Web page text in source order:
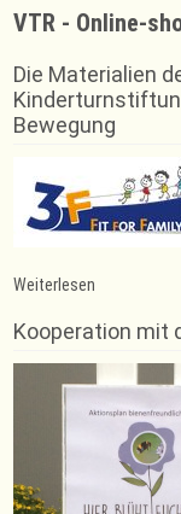
VTR - Online-
Die Materialien
Bewegung
Weiterlesen
Ergebnis
der
Rintelner
Turnerinnen
Kooperation mit